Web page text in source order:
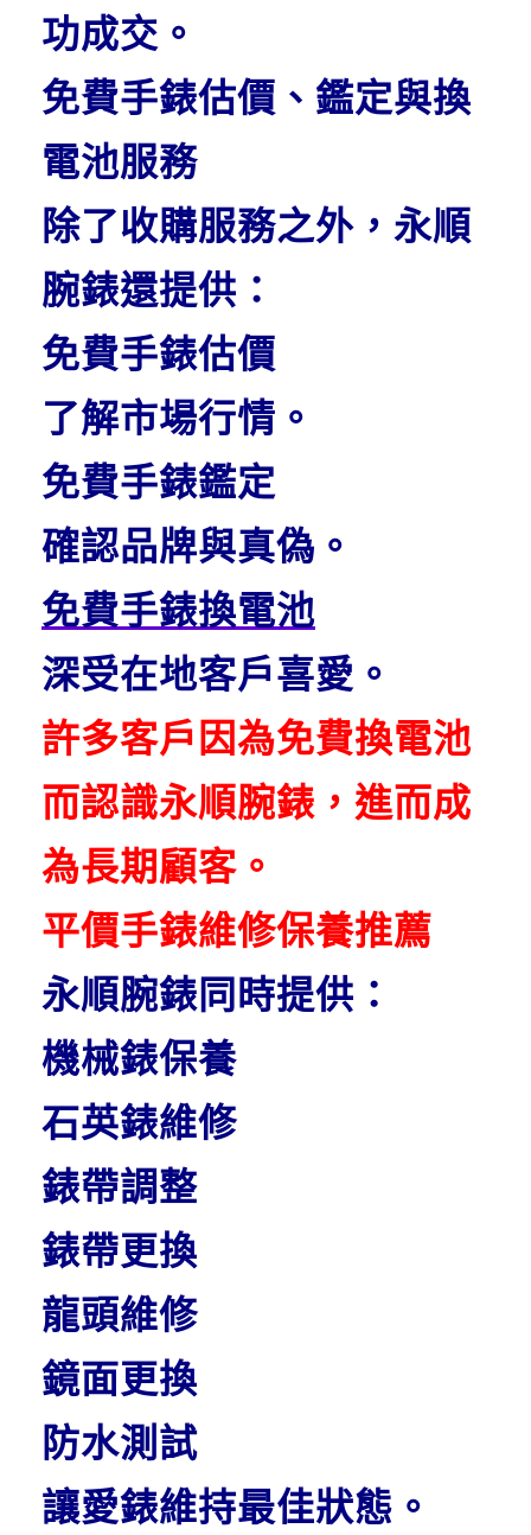
功成交。
免費手錶估價、鑑定與換
電池服務
除了收購服務之外，永順
腕錶還提供：
免費手錶估價
了解市場行情。
免費手錶鑑定
確認品牌與真偽。
免費手錶換電池
深受在地客戶喜愛。
許多客戶因為免費換電池
而認識永順腕錶，進而成
為長期顧客。
平價手錶維修保養推薦
永順腕錶同時提供：
機械錶保養
石英錶維修
錶帶調整
錶帶更換
龍頭維修
鏡面更換
防水測試
讓愛錶維持最佳狀態。